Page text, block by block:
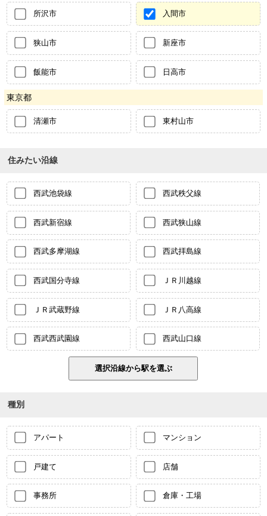
所沢市 入間市
狭山市 新座市
飯能市 日高市
東京都
清瀬市 東村山市
住みたい沿線
西武池袋線 西武秩父線
西武新宿線 西武狭山線
西武多摩湖線 西武拝島線
西武国分寺線 ＪＲ川越線
ＪＲ武蔵野線 ＪＲ八高線
西武西武園線 西武山口線
種別
アパート マンション
戸建て 店舗
事務所 倉庫・工場